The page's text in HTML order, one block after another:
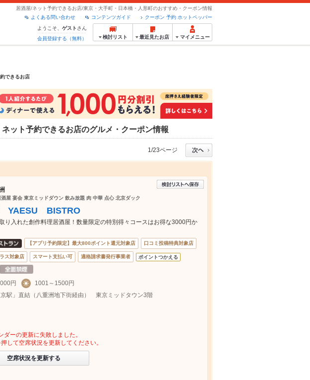
居酒屋/ネット予約できるお店/東京・大手町・日本橋・人形町のおすすめ・クーポン情報
クーポン 予約 ホットペッパー
コンテンツガイド
よくある問い合わせ
ようこそ、 ゲスト さん
会員登録する（無料）
検討リスト 最近見たお店 マイメニュー
できるお店
ット予約できるお店のグルメ・クーポン情報
1/23ページ
屋 宴会 東京ミッドダウン 飲み放題 肉 中華 点心 北京ダック
YAESU BISTRO
り入れた創作料理居酒屋！数量限定の特別得々コースはお得な3000円か
【アプリ予約限定】最大800ポイント還元対象店 口コミ投稿特典対象店
ス対象店 スマート支払い可 適格請求書発行事業者 ポイントつかえる
円
1001～1500円
駅」直結（八重洲地下街経由） 東京ミッドタウン3階
ダーの更新に失敗しました。
して空席状況を更新してください。
空席状況を更新する